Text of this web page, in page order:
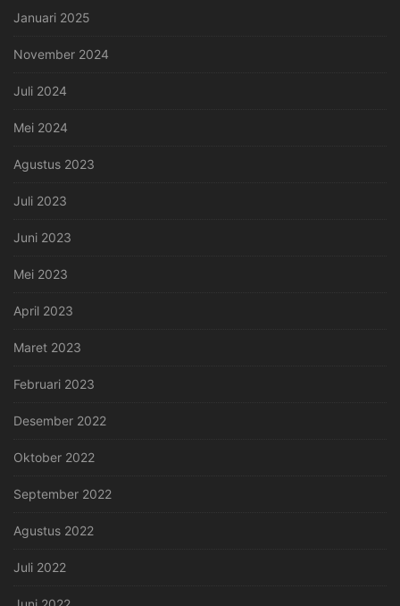
Januari 2025
November 2024
Juli 2024
Mei 2024
Agustus 2023
Juli 2023
Juni 2023
Mei 2023
April 2023
Maret 2023
Februari 2023
Desember 2022
Oktober 2022
September 2022
Agustus 2022
Juli 2022